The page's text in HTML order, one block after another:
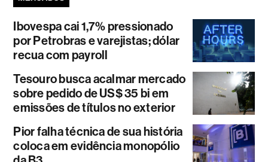
Ibovespa cai 1,7% pressionado
por Petrobras e varejistas; dólar
recua com payroll
Tesouro busca acalmar mercado
sobre pedido de US$ 35 bi em
emissões de títulos no exterior
Pior falha técnica de sua história
coloca em evidência monopólio